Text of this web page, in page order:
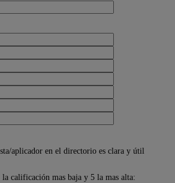
aplicador en el directorio es clara y útil
calificación mas baja y 5 la mas alta: